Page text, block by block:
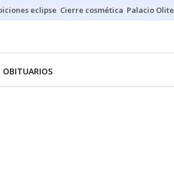
eclipse Cierre cosmética Palacio Olite
OBITUARIOS